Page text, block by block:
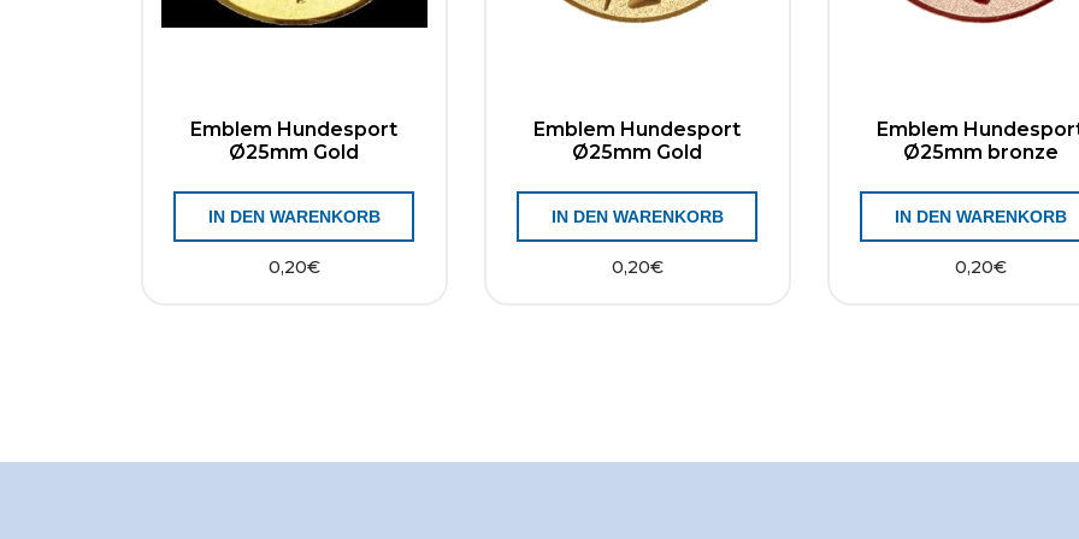
Emblem Hundesport
Ø25mm Gold
0,20€
IN DEN WARENKORB
Emblem Hundesport
Ø25mm Gold
0,20€
IN DEN WARENKORB
Emblem
Ø25mm bronze
0,20€
IN DEN WARENKORB